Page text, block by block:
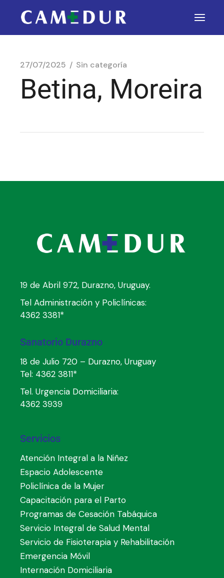
27/07/2025 Sin categoría
Betina, Moreira
19 de Abril 972, Durazno, Uruguay.
Tel Administración y Policlínicas:
4362 3381*
Sanatorio Durazno
18 de Julio 720 – Durazno, Uruguay
Tel: 4362 3811*
Tel. Urgencia Domiciliaria:
4362 3939
Servicios
Atención Integral a la Niñez
Espacio Adolescente
Policlínica de la Mujer
Capacitación para el Parto
Programas de Cesación Tabáquica
Servicio Integral de Salud Mental
Servicio de Fisioterapia y Rehabilitación
Emergencia Móvil
Internación Domiciliaria